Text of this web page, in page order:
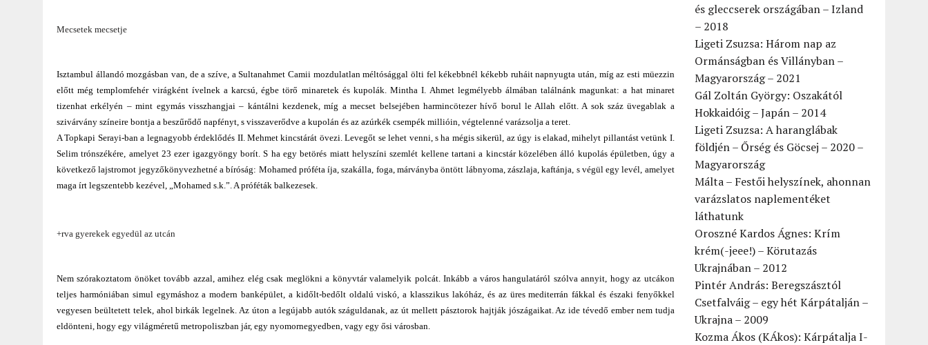
Mecsetek mecsetje
Isztambul állandó mozgásban van, de a szíve, a Sultanahmet Camii mozdulatlan méltósággal ölti fel kékebbnél kékebb ruháit napnyugta után, míg az esti müezzin
előtt még templomfehér virágként ívelnek a karcsú, égbe törő minaretek és kupolák. Mintha I. Ahmet legmélyebb álmában találnánk magunkat: a hat minaret
tizenhat erkélyén – mint egymás visszhangjai – kántálni kezdenek, míg a mecset belsejében harmincötezer hívő borul le Allah előtt. A sok száz üvegablak a
szivárvány színeire bontja a beszűrődő napfényt, s visszaverődve a kupolán és az azúrkék csempék millióin, végtelenné varázsolja a teret.
A Topkapi Serayi-ban a legnagyobb érdeklődés II. Mehmet kincstárát övezi. Levegőt se lehet venni, s ha mégis sikerül, az úgy is elakad, mihelyt pillantást vetünk I.
Selim trónszékére, amelyet 23 ezer igazgyöngy borít. S ha egy betörés miatt helyszíni szemlét kellene tartani a kincstár közelében álló kupolás épületben, úgy a
következő lajstromot jegyzőkönyvezhetné a bíróság: Mohamed próféta íja, szakálla, foga, márványba öntött lábnyoma, zászlaja, kaftánja, s végül egy levél, amelyet
maga írt legszentebb kezével, „Mohamed s.k.”. A próféták balkezesek.
+rva gyerekek egyedül az utcán
Nem szórakoztatom önöket tovább azzal, amihez elég csak meglökni a könyvtár valamelyik polcát. Inkább a város hangulatáról szólva annyit, hogy az utcákon
teljes harmóniában simul egymáshoz a modern banképület, a kidőlt-bedőlt oldalú viskó, a klasszikus lakóház, és az üres mediterrán fákkal és északi fenyőkkel
vegyesen beültetett telek, ahol birkák legelnek. Az úton a legújabb autók száguldanak, az út mellett pásztorok hajtják jószágaikat. Az ide tévedő ember nem tudja
eldönteni, hogy egy világméretű metropoliszban jár, egy nyomornegyedben, vagy egy ősi városban.
és gleccserek országában – Izland
– 2018
Ligeti Zsuzsa: Három nap az
Ormánságban és Villányban –
Magyarország – 2021
Gál Zoltán György: Oszakától
Hokkaidóig – Japán – 2014
Ligeti Zsuzsa: A haranglábak
földjén – Őrség és Göcsej – 2020 –
Magyarország
Málta – Festői helyszínek, ahonnan
varázslatos naplementéket
láthatunk
Oroszné Kardos Ágnes: Krím
krém(-jeee!) – Körutazás
Ukrajnában – 2012
Pintér András: Beregszásztól
Csetfalváig – egy hét Kárpátalján –
Ukrajna – 2009
Kozma Ákos (KÁkos): Kárpátalja I-